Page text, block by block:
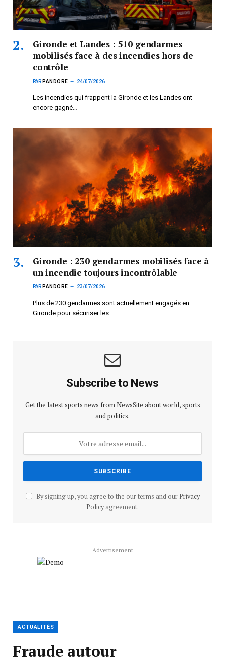
Gironde et Landes : 510 gendarmes
mobilisés face à des incendies hors de
contrôle
PAR PANDORE 24/07/2026
Les incendies qui frappent la Gironde et les Landes ont
encore gagné…
Gironde : 230 gendarmes mobilisés face à
un incendie toujours incontrôlable
PAR PANDORE 23/07/2026
Plus de 230 gendarmes sont actuellement engagés en
Gironde pour sécuriser les…
Subscribe to News
Get the latest sports news from NewsSite about world, sports
and politics.
By signing up, you agree to the our terms and our Privacy
Policyagreement.
Advertisement
ACTUALITÉS
Fraude autour